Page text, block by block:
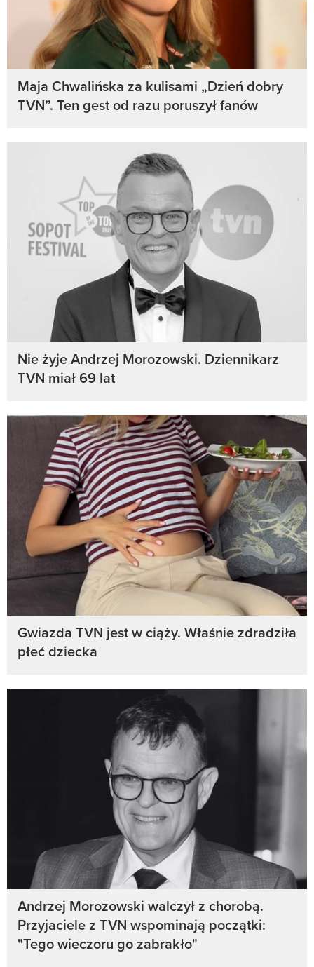
Maja Chwalińska za kulisami „Dzień dobry
TVN”. Ten gest od razu poruszył fanów
Nie żyje Andrzej Morozowski. Dziennikarz
TVN miał 69 lat
Gwiazda TVN jest w ciąży. Właśnie zdradziła
płeć dziecka
Andrzej Morozowski walczył z chorobą.
Przyjaciele z TVN wspominają początki:
"Tego wieczoru go zabrakło"